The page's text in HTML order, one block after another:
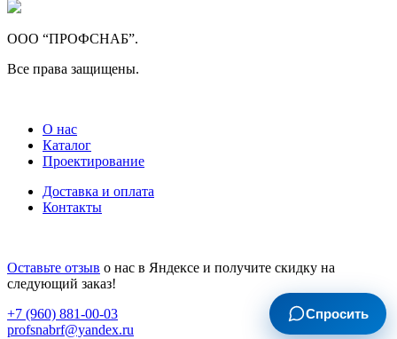
Спросить
ООО “ПРОФСНАБ”.
Все права защищены.
О нас
Каталог
Проектирование
Доставка и оплата
Контакты
Оставьте отзыв о нас в Яндексе и получите скидку на
следующий заказ!
+7 (960) 881-00-03
profsnabrf@yandex.ru